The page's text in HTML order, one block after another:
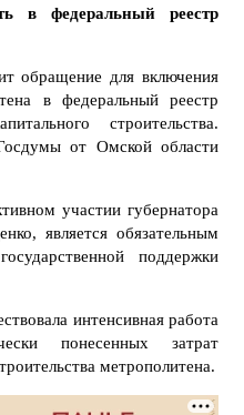
в федеральный реестр
обращение для включения
в федеральный реестр
строительства.
от Омской области
участии губернатора
является обязательным
поддержки
интенсивная работа
понесенных затрат
метрополитена.